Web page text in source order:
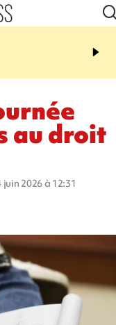
07:47
ses deux enfants
au droit
2026 à 12:31